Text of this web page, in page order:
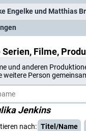
Filme,
und anderen
weitere Person
Jenkins
nach: Titel/Name